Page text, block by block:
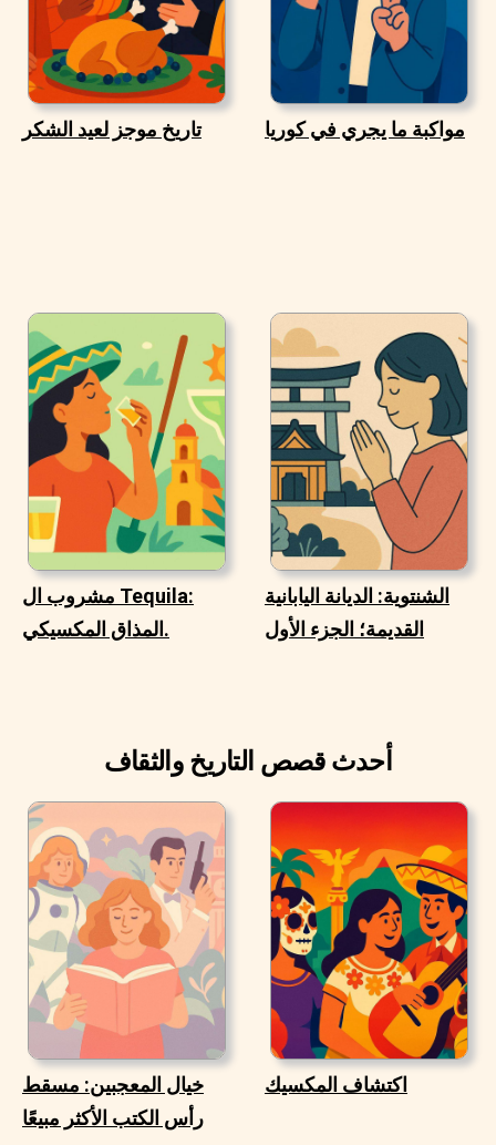
تاريخ موجز لعيد الشكر مواكبة ما يجري في كوريا
مشروب ال Tequila:
المذاق المكسيكي.
الشنتوية: الديانة اليابانية
القديمة؛ الجزء الأول
أحدث قصص التاريخ والثقاف
خيال المعجبين: مسقط
رأس الكتب الأكثر مبيعًا
اكتشاف المكسيك